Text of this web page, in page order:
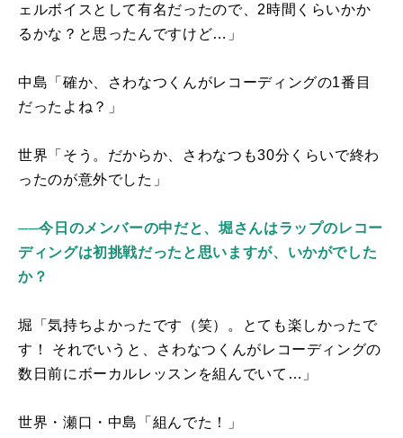
ェルボイスとして有名だったので、 2時間くらいかか
るかな？と思ったんですけど…」
中島「確か、さわなつくんがレコーディングの1番目
だったよね？」
世界「そう。だからか、さわなつも30分くらいで終わ
ったのが意外でした」
──今日のメンバーの中だと、堀さんはラップのレコー
ディングは初挑戦だったと思いますが、いかがでした
か？
堀「気持ちよかったです（笑）。とても楽しかったで
す！ それでいうと、さわなつくんがレコーディングの
数日前にボーカルレッスンを組んでいて…」
世界・瀬口・中島「組んでた！」